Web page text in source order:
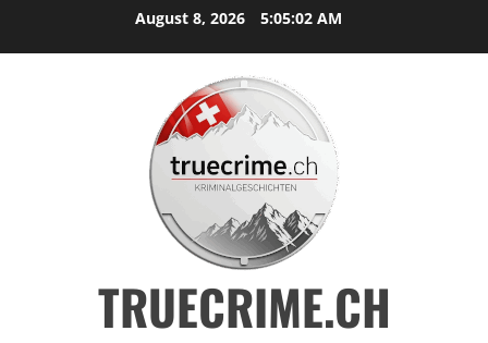
August 8, 2026 5:05:04 AM
TRUECRIME.CH